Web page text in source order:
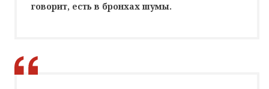
говорит, есть в бронхах шумы.